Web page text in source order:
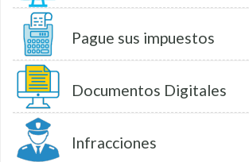
Pague sus impuestos
Documentos Digitales
Infracciones